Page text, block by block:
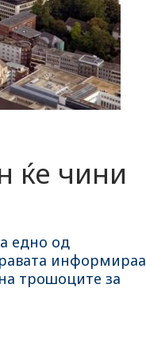
ќе чини
едно од
информираа
трошоците за